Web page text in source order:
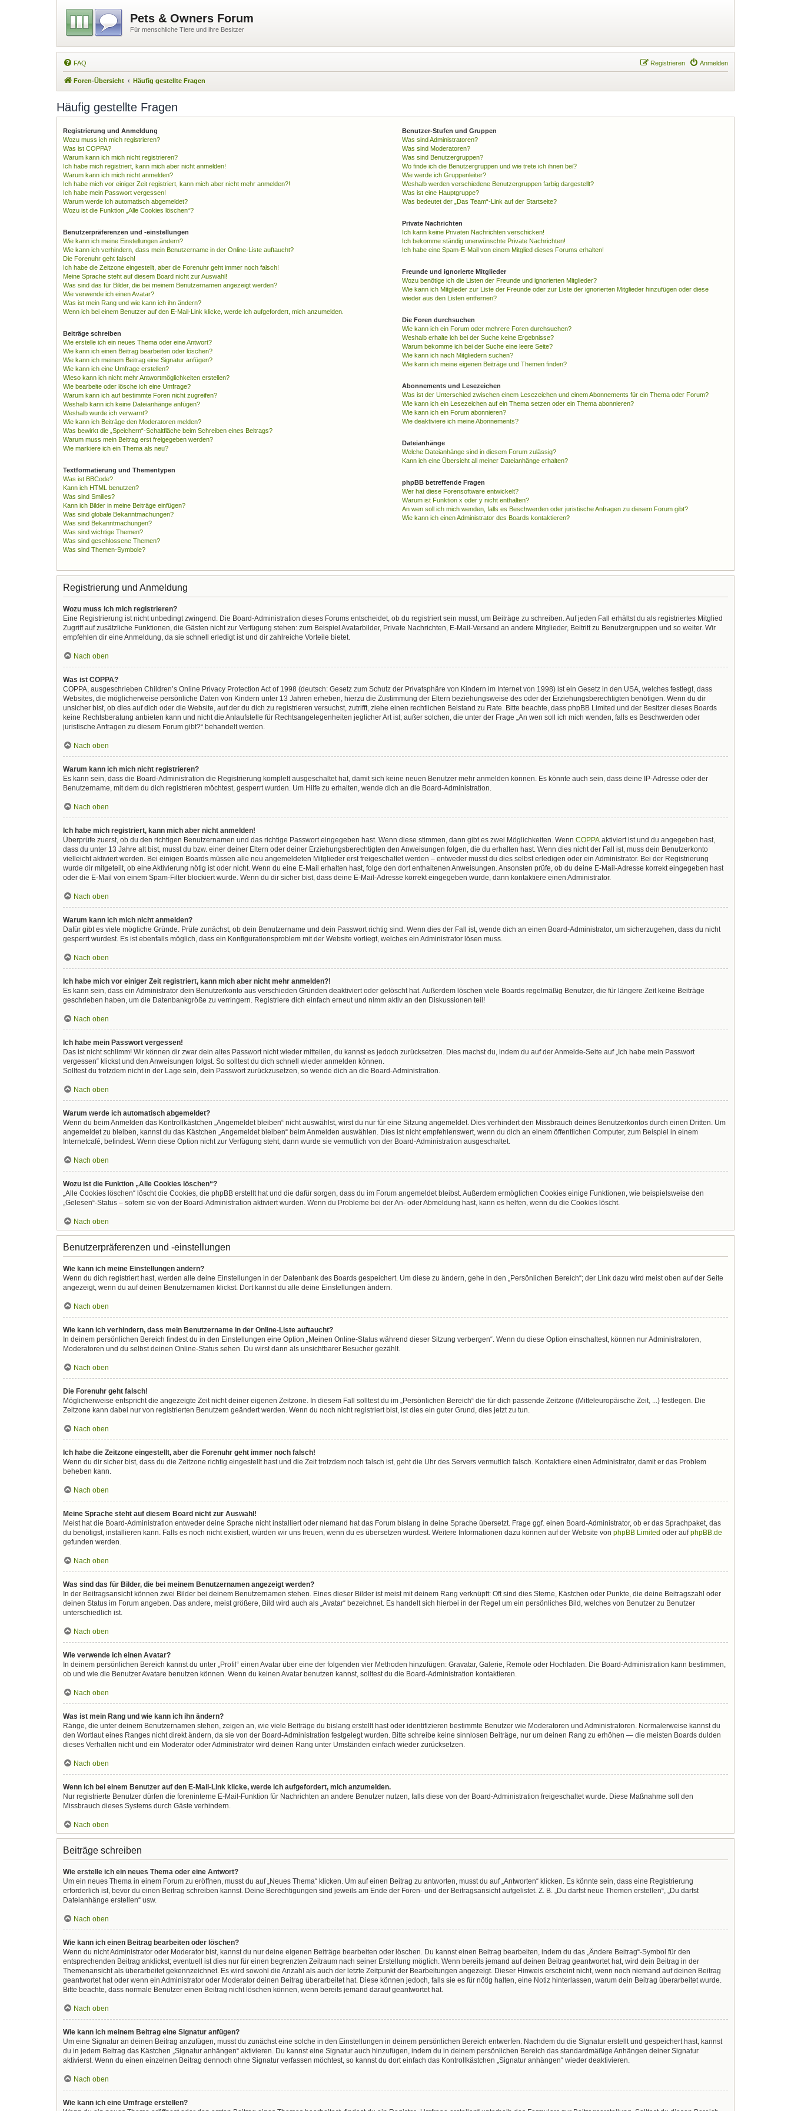
Pets & Owners Forum
Für menschliche Tiere und ihre Besitzer
FAQ Anmelden
Registrieren
Foren-Übersicht Häufig gestellte Fragen
Häufig gestellte Fragen
Registrierung und Anmeldung
Wozu muss ich mich registrieren?
Was ist COPPA?
Warum kann ich mich nicht registrieren?
Ich habe mich registriert, kann mich aber nicht anmelden!
Warum kann ich mich nicht anmelden?
Ich habe mich vor einiger Zeit registriert, kann mich aber nicht mehr anmelden?!
Ich habe mein Passwort vergessen!
Warum werde ich automatisch abgemeldet?
Wozu ist die Funktion „Alle Cookies löschen“?
Benutzerpräferenzen und -einstellungen
Wie kann ich meine Einstellungen ändern?
Wie kann ich verhindern, dass mein Benutzername in der Online-Liste auftaucht?
Die Forenuhr geht falsch!
Ich habe die Zeitzone eingestellt, aber die Forenuhr geht immer noch falsch!
Meine Sprache steht auf diesem Board nicht zur Auswahl!
Was sind das für Bilder, die bei meinem Benutzernamen angezeigt werden?
Wie verwende ich einen Avatar?
Was ist mein Rang und wie kann ich ihn ändern?
Wenn ich bei einem Benutzer auf den E-Mail-Link klicke, werde ich aufgefordert, mich anzumelden.
Beiträge schreiben
Wie erstelle ich ein neues Thema oder eine Antwort?
Wie kann ich einen Beitrag bearbeiten oder löschen?
Wie kann ich meinem Beitrag eine Signatur anfügen?
Wie kann ich eine Umfrage erstellen?
Wieso kann ich nicht mehr Antwortmöglichkeiten erstellen?
Wie bearbeite oder lösche ich eine Umfrage?
Warum kann ich auf bestimmte Foren nicht zugreifen?
Weshalb kann ich keine Dateianhänge anfügen?
Weshalb wurde ich verwarnt?
Wie kann ich Beiträge den Moderatoren melden?
Was bewirkt die „Speichern“-Schaltfläche beim Schreiben eines Beitrags?
Warum muss mein Beitrag erst freigegeben werden?
Wie markiere ich ein Thema als neu?
Textformatierung und Thementypen
Was ist BBCode?
Kann ich HTML benutzen?
Was sind Smilies?
Kann ich Bilder in meine Beiträge einfügen?
Was sind globale Bekanntmachungen?
Was sind Bekanntmachungen?
Was sind wichtige Themen?
Was sind geschlossene Themen?
Was sind Themen-Symbole?
Benutzer-Stufen und Gruppen
Was sind Administratoren?
Was sind Moderatoren?
Was sind Benutzergruppen?
Wo finde ich die Benutzergruppen und wie trete ich ihnen bei?
Wie werde ich Gruppenleiter?
Weshalb werden verschiedene Benutzergruppen farbig dargestellt?
Was ist eine Hauptgruppe?
Was bedeutet der „Das Team“-Link auf der Startseite?
Private Nachrichten
Ich kann keine Privaten Nachrichten verschicken!
Ich bekomme ständig unerwünschte Private Nachrichten!
Ich habe eine Spam-E-Mail von einem Mitglied dieses Forums erhalten!
Freunde und ignorierte Mitglieder
Wozu benötige ich die Listen der Freunde und ignorierten Mitglieder?
Wie kann ich Mitglieder zur Liste der Freunde oder zur Liste der ignorierten Mitglieder hinzufügen oder diese
wieder aus den Listen entfernen?
Die Foren durchsuchen
Wie kann ich ein Forum oder mehrere Foren durchsuchen?
Weshalb erhalte ich bei der Suche keine Ergebnisse?
Warum bekomme ich bei der Suche eine leere Seite?
Wie kann ich nach Mitgliedern suchen?
Wie kann ich meine eigenen Beiträge und Themen finden?
Abonnements und Lesezeichen
Was ist der Unterschied zwischen einem Lesezeichen und einem Abonnements für ein Thema oder Forum?
Wie kann ich ein Lesezeichen auf ein Thema setzen oder ein Thema abonnieren?
Wie kann ich ein Forum abonnieren?
Wie deaktiviere ich meine Abonnements?
Dateianhänge
Welche Dateianhänge sind in diesem Forum zulässig?
Kann ich eine Übersicht all meiner Dateianhänge erhalten?
phpBB betreffende Fragen
Wer hat diese Forensoftware entwickelt?
Warum ist Funktion x oder y nicht enthalten?
An wen soll ich mich wenden, falls es Beschwerden oder juristische Anfragen zu diesem Forum gibt?
Wie kann ich einen Administrator des Boards kontaktieren?
Registrierung und Anmeldung
Wozu muss ich mich registrieren?
Eine Registrierung ist nicht unbedingt zwingend. Die Board-Administration dieses Forums entscheidet, ob du registriert sein musst, um Beiträge zu schreiben. Auf jeden Fall erhältst du als registriertes Mitglied
Zugriff auf zusätzliche Funktionen, die Gästen nicht zur Verfügung stehen: zum Beispiel Avatarbilder, Private Nachrichten, E-Mail-Versand an andere Mitglieder, Beitritt zu Benutzergruppen und so weiter. Wir
empfehlen dir eine Anmeldung, da sie schnell erledigt ist und dir zahlreiche Vorteile bietet.
Nach oben
Was ist COPPA?
COPPA, ausgeschrieben Children’s Online Privacy Protection Act of 1998 (deutsch: Gesetz zum Schutz der Privatsphäre von Kindern im Internet von 1998) ist ein Gesetz in den USA, welches festlegt, dass
Websites, die möglicherweise persönliche Daten von Kindern unter 13 Jahren erheben, hierzu die Zustimmung der Eltern beziehungsweise des oder der Erziehungsberechtigten benötigen. Wenn du dir
unsicher bist, ob dies auf dich oder die Website, auf der du dich zu registrieren versuchst, zutrifft, ziehe einen rechtlichen Beistand zu Rate. Bitte beachte, dass phpBB Limited und der Besitzer dieses Boards
keine Rechtsberatung anbieten kann und nicht die Anlaufstelle für Rechtsangelegenheiten jeglicher Art ist; außer solchen, die unter der Frage „An wen soll ich mich wenden, falls es Beschwerden oder
juristische Anfragen zu diesem Forum gibt?“ behandelt werden.
Nach oben
Warum kann ich mich nicht registrieren?
Es kann sein, dass die Board-Administration die Registrierung komplett ausgeschaltet hat, damit sich keine neuen Benutzer mehr anmelden können. Es könnte auch sein, dass deine IP-Adresse oder der
Benutzername, mit dem du dich registrieren möchtest, gesperrt wurden. Um Hilfe zu erhalten, wende dich an die Board-Administration.
Nach oben
Ich habe mich registriert, kann mich aber nicht anmelden!
Überprüfe zuerst, ob du den richtigen Benutzernamen und das richtige Passwort eingegeben hast. Wenn diese stimmen, dann gibt es zwei Möglichkeiten. Wenn COPPA aktiviert ist und du angegeben hast,
dass du unter 13 Jahre alt bist, musst du bzw. einer deiner Eltern oder deiner Erziehungsberechtigten den Anweisungen folgen, die du erhalten hast. Wenn dies nicht der Fall ist, muss dein Benutzerkonto
vielleicht aktiviert werden. Bei einigen Boards müssen alle neu angemeldeten Mitglieder erst freigeschaltet werden – entweder musst du dies selbst erledigen oder ein Administrator. Bei der Registrierung
wurde dir mitgeteilt, ob eine Aktivierung nötig ist oder nicht. Wenn du eine E-Mail erhalten hast, folge den dort enthaltenen Anweisungen. Ansonsten prüfe, ob du deine E-Mail-Adresse korrekt eingegeben hast
oder die E-Mail von einem Spam-Filter blockiert wurde. Wenn du dir sicher bist, dass deine E-Mail-Adresse korrekt eingegeben wurde, dann kontaktiere einen Administrator.
Nach oben
Warum kann ich mich nicht anmelden?
Dafür gibt es viele mögliche Gründe. Prüfe zunächst, ob dein Benutzername und dein Passwort richtig sind. Wenn dies der Fall ist, wende dich an einen Board-Administrator, um sicherzugehen, dass du nicht
gesperrt wurdest. Es ist ebenfalls möglich, dass ein Konfigurationsproblem mit der Website vorliegt, welches ein Administrator lösen muss.
Nach oben
Ich habe mich vor einiger Zeit registriert, kann mich aber nicht mehr anmelden?!
Es kann sein, dass ein Administrator dein Benutzerkonto aus verschieden Gründen deaktiviert oder gelöscht hat. Außerdem löschen viele Boards regelmäßig Benutzer, die für längere Zeit keine Beiträge
geschrieben haben, um die Datenbankgröße zu verringern. Registriere dich einfach erneut und nimm aktiv an den Diskussionen teil!
Nach oben
Ich habe mein Passwort vergessen!
Das ist nicht schlimm! Wir können dir zwar dein altes Passwort nicht wieder mitteilen, du kannst es jedoch zurücksetzen. Dies machst du, indem du auf der Anmelde-Seite auf „Ich habe mein Passwort
vergessen“ klickst und den Anweisungen folgst. So solltest du dich schnell wieder anmelden können.
Solltest du trotzdem nicht in der Lage sein, dein Passwort zurückzusetzen, so wende dich an die Board-Administration.
Nach oben
Warum werde ich automatisch abgemeldet?
Wenn du beim Anmelden das Kontrollkästchen „Angemeldet bleiben“ nicht auswählst, wirst du nur für eine Sitzung angemeldet. Dies verhindert den Missbrauch deines Benutzerkontos durch einen Dritten. Um
angemeldet zu bleiben, kannst du das Kästchen „Angemeldet bleiben“ beim Anmelden auswählen. Dies ist nicht empfehlenswert, wenn du dich an einem öffentlichen Computer, zum Beispiel in einem
Internetcafé, befindest. Wenn diese Option nicht zur Verfügung steht, dann wurde sie vermutlich von der Board-Administration ausgeschaltet.
Nach oben
Wozu ist die Funktion „Alle Cookies löschen“?
„Alle Cookies löschen“ löscht die Cookies, die phpBB erstellt hat und die dafür sorgen, dass du im Forum angemeldet bleibst. Außerdem ermöglichen Cookies einige Funktionen, wie beispielsweise den
„Gelesen“-Status – sofern sie von der Board-Administration aktiviert wurden. Wenn du Probleme bei der An- oder Abmeldung hast, kann es helfen, wenn du die Cookies löscht.
Nach oben
Benutzerpräferenzen und -einstellungen
Wie kann ich meine Einstellungen ändern?
Wenn du dich registriert hast, werden alle deine Einstellungen in der Datenbank des Boards gespeichert. Um diese zu ändern, gehe in den „Persönlichen Bereich“; der Link dazu wird meist oben auf der Seite
angezeigt, wenn du auf deinen Benutzernamen klickst. Dort kannst du alle deine Einstellungen ändern.
Nach oben
Wie kann ich verhindern, dass mein Benutzername in der Online-Liste auftaucht?
In deinem persönlichen Bereich findest du in den Einstellungen eine Option „Meinen Online-Status während dieser Sitzung verbergen“. Wenn du diese Option einschaltest, können nur Administratoren,
Moderatoren und du selbst deinen Online-Status sehen. Du wirst dann als unsichtbarer Besucher gezählt.
Nach oben
Die Forenuhr geht falsch!
Möglicherweise entspricht die angezeigte Zeit nicht deiner eigenen Zeitzone. In diesem Fall solltest du im „Persönlichen Bereich“ die für dich passende Zeitzone (Mitteleuropäische Zeit, ...) festlegen. Die
Zeitzone kann dabei nur von registrierten Benutzern geändert werden. Wenn du noch nicht registriert bist, ist dies ein guter Grund, dies jetzt zu tun.
Nach oben
Ich habe die Zeitzone eingestellt, aber die Forenuhr geht immer noch falsch!
Wenn du dir sicher bist, dass du die Zeitzone richtig eingestellt hast und die Zeit trotzdem noch falsch ist, geht die Uhr des Servers vermutlich falsch. Kontaktiere einen Administrator, damit er das Problem
beheben kann.
Nach oben
Meine Sprache steht auf diesem Board nicht zur Auswahl!
Meist hat die Board-Administration entweder deine Sprache nicht installiert oder niemand hat das Forum bislang in deine Sprache übersetzt. Frage ggf. einen Board-Administrator, ob er das Sprachpaket, das
du benötigst, installieren kann. Falls es noch nicht existiert, würden wir uns freuen, wenn du es übersetzen würdest. Weitere Informationen dazu können auf der Website von phpBB Limited oder aufphpBB.de
gefunden werden.
Nach oben
Was sind das für Bilder, die bei meinem Benutzernamen angezeigt werden?
In der Beitragsansicht können zwei Bilder bei deinem Benutzernamen stehen. Eines dieser Bilder ist meist mit deinem Rang verknüpft: Oft sind dies Sterne, Kästchen oder Punkte, die deine Beitragszahl oder
deinen Status im Forum angeben. Das andere, meist größere, Bild wird auch als „Avatar“ bezeichnet. Es handelt sich hierbei in der Regel um ein persönliches Bild, welches von Benutzer zu Benutzer
unterschiedlich ist.
Nach oben
Wie verwende ich einen Avatar?
In deinem persönlichen Bereich kannst du unter „Profil“ einen Avatar über eine der folgenden vier Methoden hinzufügen: Gravatar, Galerie, Remote oder Hochladen. Die Board-Administration kann bestimmen,
ob und wie die Benutzer Avatare benutzen können. Wenn du keinen Avatar benutzen kannst, solltest du die Board-Administration kontaktieren.
Nach oben
Was ist mein Rang und wie kann ich ihn ändern?
Ränge, die unter deinem Benutzernamen stehen, zeigen an, wie viele Beiträge du bislang erstellt hast oder identifizieren bestimmte Benutzer wie Moderatoren und Administratoren. Normalerweise kannst du
den Wortlaut eines Ranges nicht direkt ändern, da sie von der Board-Administration festgelegt wurden. Bitte schreibe keine sinnlosen Beiträge, nur um deinen Rang zu erhöhen — die meisten Boards dulden
dieses Verhalten nicht und ein Moderator oder Administrator wird deinen Rang unter Umständen einfach wieder zurücksetzen.
Nach oben
Wenn ich bei einem Benutzer auf den E-Mail-Link klicke, werde ich aufgefordert, mich anzumelden.
Nur registrierte Benutzer dürfen die foreninterne E-Mail-Funktion für Nachrichten an andere Benutzer nutzen, falls diese von der Board-Administration freigeschaltet wurde. Diese Maßnahme soll den
Missbrauch dieses Systems durch Gäste verhindern.
Nach oben
Beiträge schreiben
Wie erstelle ich ein neues Thema oder eine Antwort?
Um ein neues Thema in einem Forum zu eröffnen, musst du auf „Neues Thema“ klicken. Um auf einen Beitrag zu antworten, musst du auf „Antworten“ klicken. Es könnte sein, dass eine Registrierung
erforderlich ist, bevor du einen Beitrag schreiben kannst. Deine Berechtigungen sind jeweils am Ende der Foren- und der Beitragsansicht aufgelistet. Z. B. „Du darfst neue Themen erstellen“, „Du darfst
Dateianhänge erstellen“ usw.
Nach oben
Wie kann ich einen Beitrag bearbeiten oder löschen?
Wenn du nicht Administrator oder Moderator bist, kannst du nur deine eigenen Beiträge bearbeiten oder löschen. Du kannst einen Beitrag bearbeiten, indem du das „Ändere Beitrag“-Symbol für den
entsprechenden Beitrag anklickst; eventuell ist dies nur für einen begrenzten Zeitraum nach seiner Erstellung möglich. Wenn bereits jemand auf deinen Beitrag geantwortet hat, wird dein Beitrag in der
Themenansicht als überarbeitet gekennzeichnet. Es wird sowohl die Anzahl als auch der letzte Zeitpunkt der Bearbeitungen angezeigt. Dieser Hinweis erscheint nicht, wenn noch niemand auf deinen Beitrag
geantwortet hat oder wenn ein Administrator oder Moderator deinen Beitrag überarbeitet hat. Diese können jedoch, falls sie es für nötig halten, eine Notiz hinterlassen, warum dein Beitrag überarbeitet wurde.
Bitte beachte, dass normale Benutzer einen Beitrag nicht löschen können, wenn bereits jemand darauf geantwortet hat.
Nach oben
Wie kann ich meinem Beitrag eine Signatur anfügen?
Um eine Signatur an deinen Beitrag anzufügen, musst du zunächst eine solche in den Einstellungen in deinem persönlichen Bereich entwerfen. Nachdem du die Signatur erstellt und gespeichert hast, kannst
du in jedem Beitrag das Kästchen „Signatur anhängen“ aktivieren. Du kannst eine Signatur auch hinzufügen, indem du in deinem persönlichen Bereich das standardmäßige Anhängen deiner Signatur
aktivierst. Wenn du einen einzelnen Beitrag dennoch ohne Signatur verfassen möchtest, so kannst du dort einfach das Kontrollkästchen „Signatur anhängen“ wieder deaktivieren.
Nach oben
Wie kann ich eine Umfrage erstellen?